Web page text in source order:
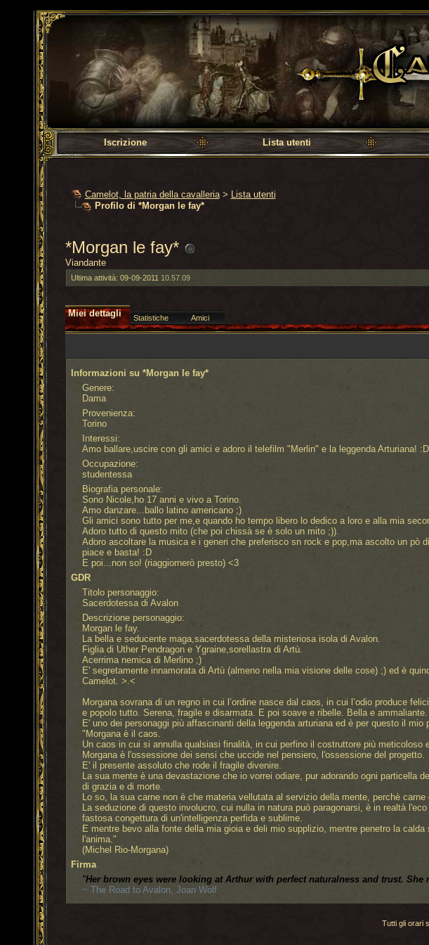
Camelot, la patria della cavalleria
Iscrizione Lista utenti
Camelot, la patria della cavalleria > Lista utenti
Profilo di *Morgan le fay*
*Morgan le fay*
Viandante
Ultima attività: 09-09-2011 10.57.09
Miei dettagli Statistiche Amici
Informazioni su *Morgan le fay*
Genere:
Dama
Provenienza:
Torino
Interessi:
Amo ballare,uscire con gli amici e adoro il telefilm "Merlin" e la leggenda Arturiana! :D
Occupazione:
studentessa
Biografia personale:
Sono Nicole,ho 17 anni e vivo a Torino.
Amo danzare...ballo latino americano ;)
Gli amici sono tutto per me,e quando ho tempo libero lo dedico a loro e alla mia
Adoro tutto di questo mito (che poi chissà se è solo un mito ;)).
Adoro ascoltare la musica e i generi che preferisco sn rock e pop,ma ascolto un pò
piace e basta! :D
E poi...non so! (riaggiornerò presto) <3
GDR
Titolo personaggio:
Sacerdotessa di Avalon
Descrizione personaggio:
Morgan le fay.
La bella e seducente maga,sacerdotessa della misteriosa isola di Avalon.
Figlia di Uther Pendragon e Ygraine,sorellastra di Artù.
Acerrima nemica di Merlino ;)
E' segretamente innamorata di Artù (almeno nella mia visione delle cose) ;) ed è
Camelot. >.<
Morgana sovrana di un regno in cui l’ordine nasce dal caos, in cui l’odio produce
e popolo tutto. Serena, fragile e disarmata. E poi soave e ribelle. Bella e
E' uno dei personaggi più affascinanti della leggenda arturiana ed è per questo il mio
"Morgana è il caos.
Un caos in cui si annulla qualsiasi finalità, in cui perfino il costruttore più meticoloso
Morgana è l'ossessione dei sensi che uccide nel pensiero, l'ossessione del progetto.
E' il presente assoluto che rode il fragile divenire.
La sua mente è una devastazione che io vorrei odiare, pur adorando ogni particella
di grazia e di morte.
Lo so, la sua carne non è che materia vellutata al servizio della mente, perchè
La seduzione di questo involucro, cui nulla in natura può paragonarsi, è in realtà
fastosa congettura di un'intelligenza perfida e sublime.
E mentre bevo alla fonte della mia gioia e deli mio supplizio, mentre penetro la
l'anima."
(Michel Rio-Morgana)
Firma
‎"Her brown eyes were looking at Arthur with perfect naturalness and trust.She
~ The Road to Avalon, Joan Wolf
Tutti gli orari